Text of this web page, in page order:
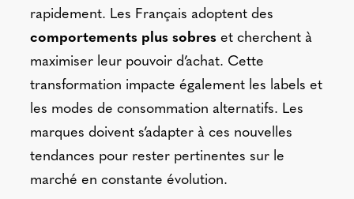
rapidement. Les Français adoptent des
comportements plus sobreset cherchent à
maximiser leur pouvoir d’achat. Cette
transformation impacte également les labels et
les modes de consommation alternatifs. Les
marques doivent s’adapter à ces nouvelles
tendances pour rester pertinentes sur le
marché en constante évolution.